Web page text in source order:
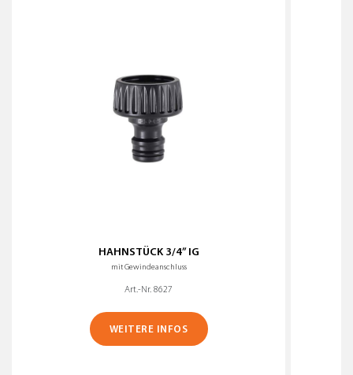
HAHNSTÜCK 3/4” IG
mit Gewindeanschluss
Art.-Nr. 8627
WEITERE INFOS